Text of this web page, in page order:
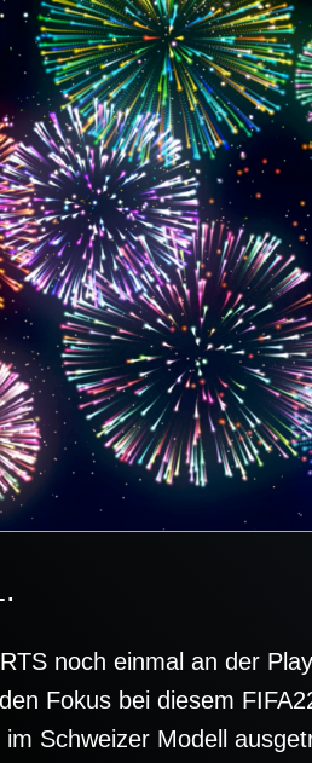
noch einmal an der
Fokus bei diesem
Schweizer Modell